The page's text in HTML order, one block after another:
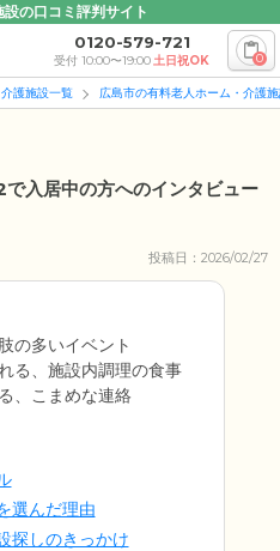
の口コミ評判サイト
0120-579-721
受付 10:00〜19:00土日祝OK 0
護施設一覧 広島市の有料老人ホーム・介護
入居中の方へのインタビュー
投稿日：2026/02/27
の多いイベント
る、施設内調理の食事
、こまめな連絡
選んだ理由
探しのきっかけ